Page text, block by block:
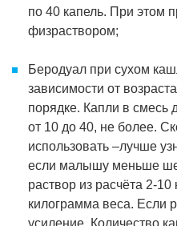
по 40 капель. При этом
физраствором;
Беродуал при сухом
зависимости от
порядке. Капли в смесь
от 10 до 40, не более.
использовать –лучше
если малышу меньше
раствор из расчёта 2-
килограмма веса. Если
усиление. Количество